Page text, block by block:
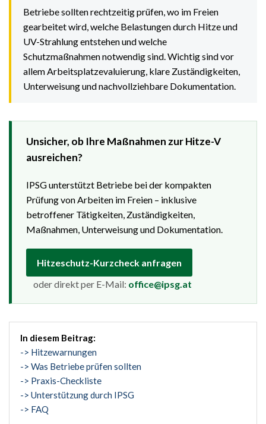
Betriebe sollten rechtzeitig prüfen, wo im Freien
gearbeitet wird, welche Belastungen durch Hitze und
UV-Strahlung entstehen und welche
Schutzmaßnahmen notwendig sind. Wichtig sind vor
allem Arbeitsplatzevaluierung, klare Zuständigkeiten,
Unterweisung und nachvollziehbare Dokumentation.
Unsicher, ob Ihre Maßnahmen zur Hitze-V
ausreichen?
IPSG unterstützt Betriebe bei der kompakten
Prüfung von Arbeiten im Freien – inklusive
betroffener Tätigkeiten, Zuständigkeiten,
Maßnahmen, Unterweisung und Dokumentation.
Hitzeschutz-Kurzcheck anfragen
oder direkt per E-Mail: office@ipsg.at
In diesem Beitrag:
-> Hitzewarnungen
-> Was Betriebe prüfen sollten
-> Praxis-Checkliste
-> Unterstützung durch IPSG
-> FAQ